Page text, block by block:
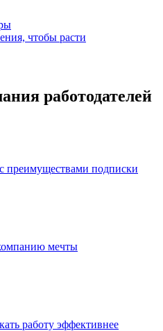
чтобы расти
работодателей
преимуществами подписки
мечты
работу эффективнее